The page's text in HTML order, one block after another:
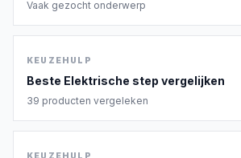
Vaak gezocht onderwerp
KEUZEHULP
Beste Elektrische step vergelijken
39 producten vergeleken
KEUZEHULP